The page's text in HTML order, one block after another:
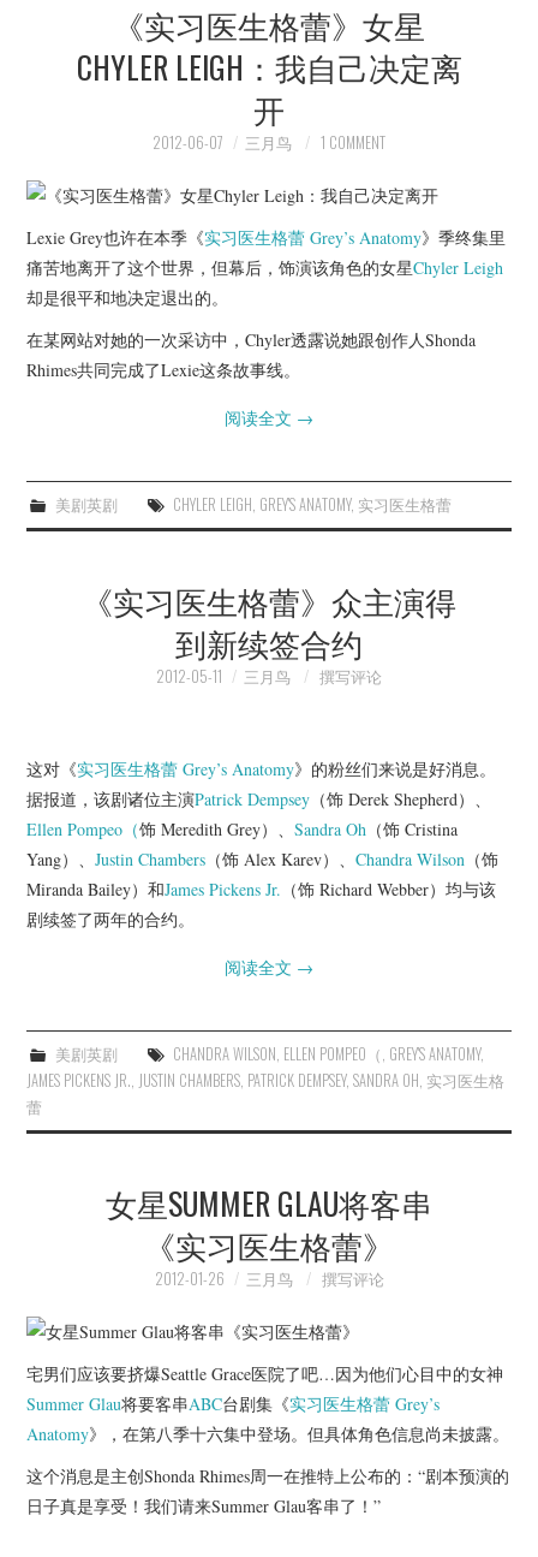
《实习医生格蕾》女星
CHYLER LEIGH：我自己决定离
开
2012-06-07 三月鸟 1 COMMENT
Lexie Grey也许在本季《实习医生格蕾 Grey’s Anatomy》季终集里
痛苦地离开了这个世界，但幕后，饰演该角色的女星Chyler Leigh
却是很平和地决定退出的。
在某网站对她的一次采访中，Chyler透露说她跟创作人Shonda
Rhimes共同完成了Lexie这条故事线。
阅读全文 →
美剧英剧 CHYLER LEIGH, GREY'S ANATOMY, 实习医生格蕾
《实习医生格蕾》众主演得
到新续签合约
2012-05-11 三月鸟 撰写评论
这对《实习医生格蕾 Grey’s Anatomy》的粉丝们来说是好消息。
据报道，该剧诸位主演Patrick Dempsey （饰 Derek Shepherd）、
Ellen Pompeo（饰 Meredith Grey）、Sandra Oh （饰 Cristina
Yang）、Justin Chambers （饰 Alex Karev）、Chandra Wilson （饰
Miranda Bailey）和James Pickens Jr. （饰 Richard Webber）均与该
剧续签了两年的合约。
阅读全文 →
美剧英剧 CHANDRA WILSON ELLEN POMPEO（ GREY'S ANATOMY,
JAMES PICKENS JR. JUSTIN CHAMBERS PATRICK DEMPSEY,SANDRA OH 实习医生格
蕾
女星SUMMER GLAU将客串
《实习医生格蕾》
2012-01-26 三月鸟 撰写评论
宅男们应该要挤爆Seattle Grace医院了吧…因为他们心目中的女神
Summer Glau将要客串ABC台剧集《实习医生格蕾 Grey’s
Anatomy》，在第八季十六集中登场。但具体角色信息尚未披露。
这个消息是主创Shonda Rhimes周一在推特上公布的：“剧本预演的
日子真是享受！我们请来Summer Glau客串了！”